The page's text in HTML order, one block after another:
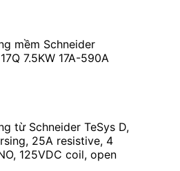
mềm Schneider
7.5KW 17A-590A
từ Schneider TeSys D,
25A resistive, 4
125VDC coil, open